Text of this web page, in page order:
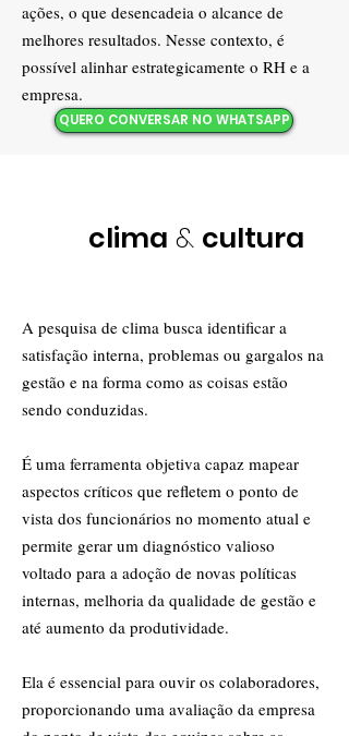
ações, o que desencadeia o alcance de
melhores resultados. Nesse contexto, é
possível alinhar estrategicamente o RH e a
empresa.
QUERO CONVERSAR NO WHATSAPP
clima & cultura
A pesquisa de clima busca identificar a
satisfação interna, problemas ou gargalos na
gestão e na forma como as coisas estão
sendo conduzidas.
É uma ferramenta objetiva capaz mapear
aspectos críticos que refletem o ponto de
vista dos funcionários no momento atual e
permite gerar um diagnóstico valioso
voltado para a adoção de novas políticas
internas, melhoria da qualidade de gestão e
até aumento da produtividade.
Ela é essencial para ouvir os colaboradores,
proporcionando uma avaliação da empresa